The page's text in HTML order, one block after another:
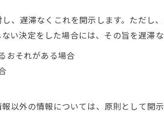
、遅滞なくこれを開示します。ただし
い決定をした場合には、その旨を遅滞な
おそれがある場合
以外の情報については、原則として開示